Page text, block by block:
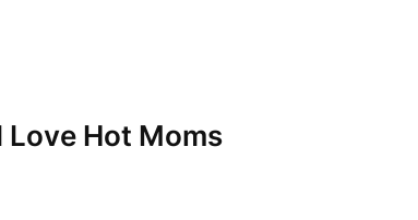
Love Hot Moms